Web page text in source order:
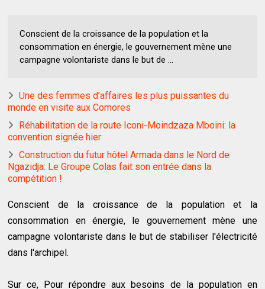
Conscient de la croissance de la population et la
consommation en énergie, le gouvernement mène une
campagne volontariste dans le but de ...
Une des femmes d’affaires les plus puissantes du
monde en visite aux Comores
Réhabilitation de la route Iconi-Moindzaza Mboini: la
convention signée hier
Construction du futur hôtel Armada dans le Nord de
Ngazidja: Le Groupe Colas fait son entrée dans la
compétition !
Conscient de la croissance de la population et la
consommation en énergie, le gouvernement mène une
campagne volontariste dans le but de stabiliser l'électricité
dans l'archipel.
Sur ce, Pour répondre aux besoins de la population en